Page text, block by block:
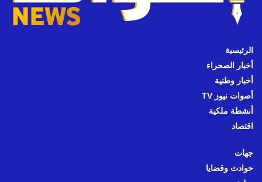
الرئيسية
أخبار الصحراء
أخبار وطنية
أصوات نيوز TV
أنشطة ملكية
اقتصاد
جهات
حوادث وقضايا